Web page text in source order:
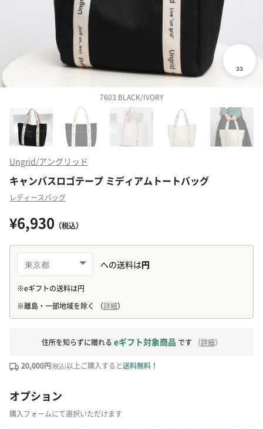
7603 BLACK/IVORY
Ungrid/アングリッド
キャンバスロゴテープ ミディアムトートバッグ
レディースバッグ
¥6,930 （税込）
住所を知らずに贈れる eギフト対象商品 です （詳細）
20,000円(税込)以上ご購入すると送料無料！
オプション
購入フォームにて選択いただけます